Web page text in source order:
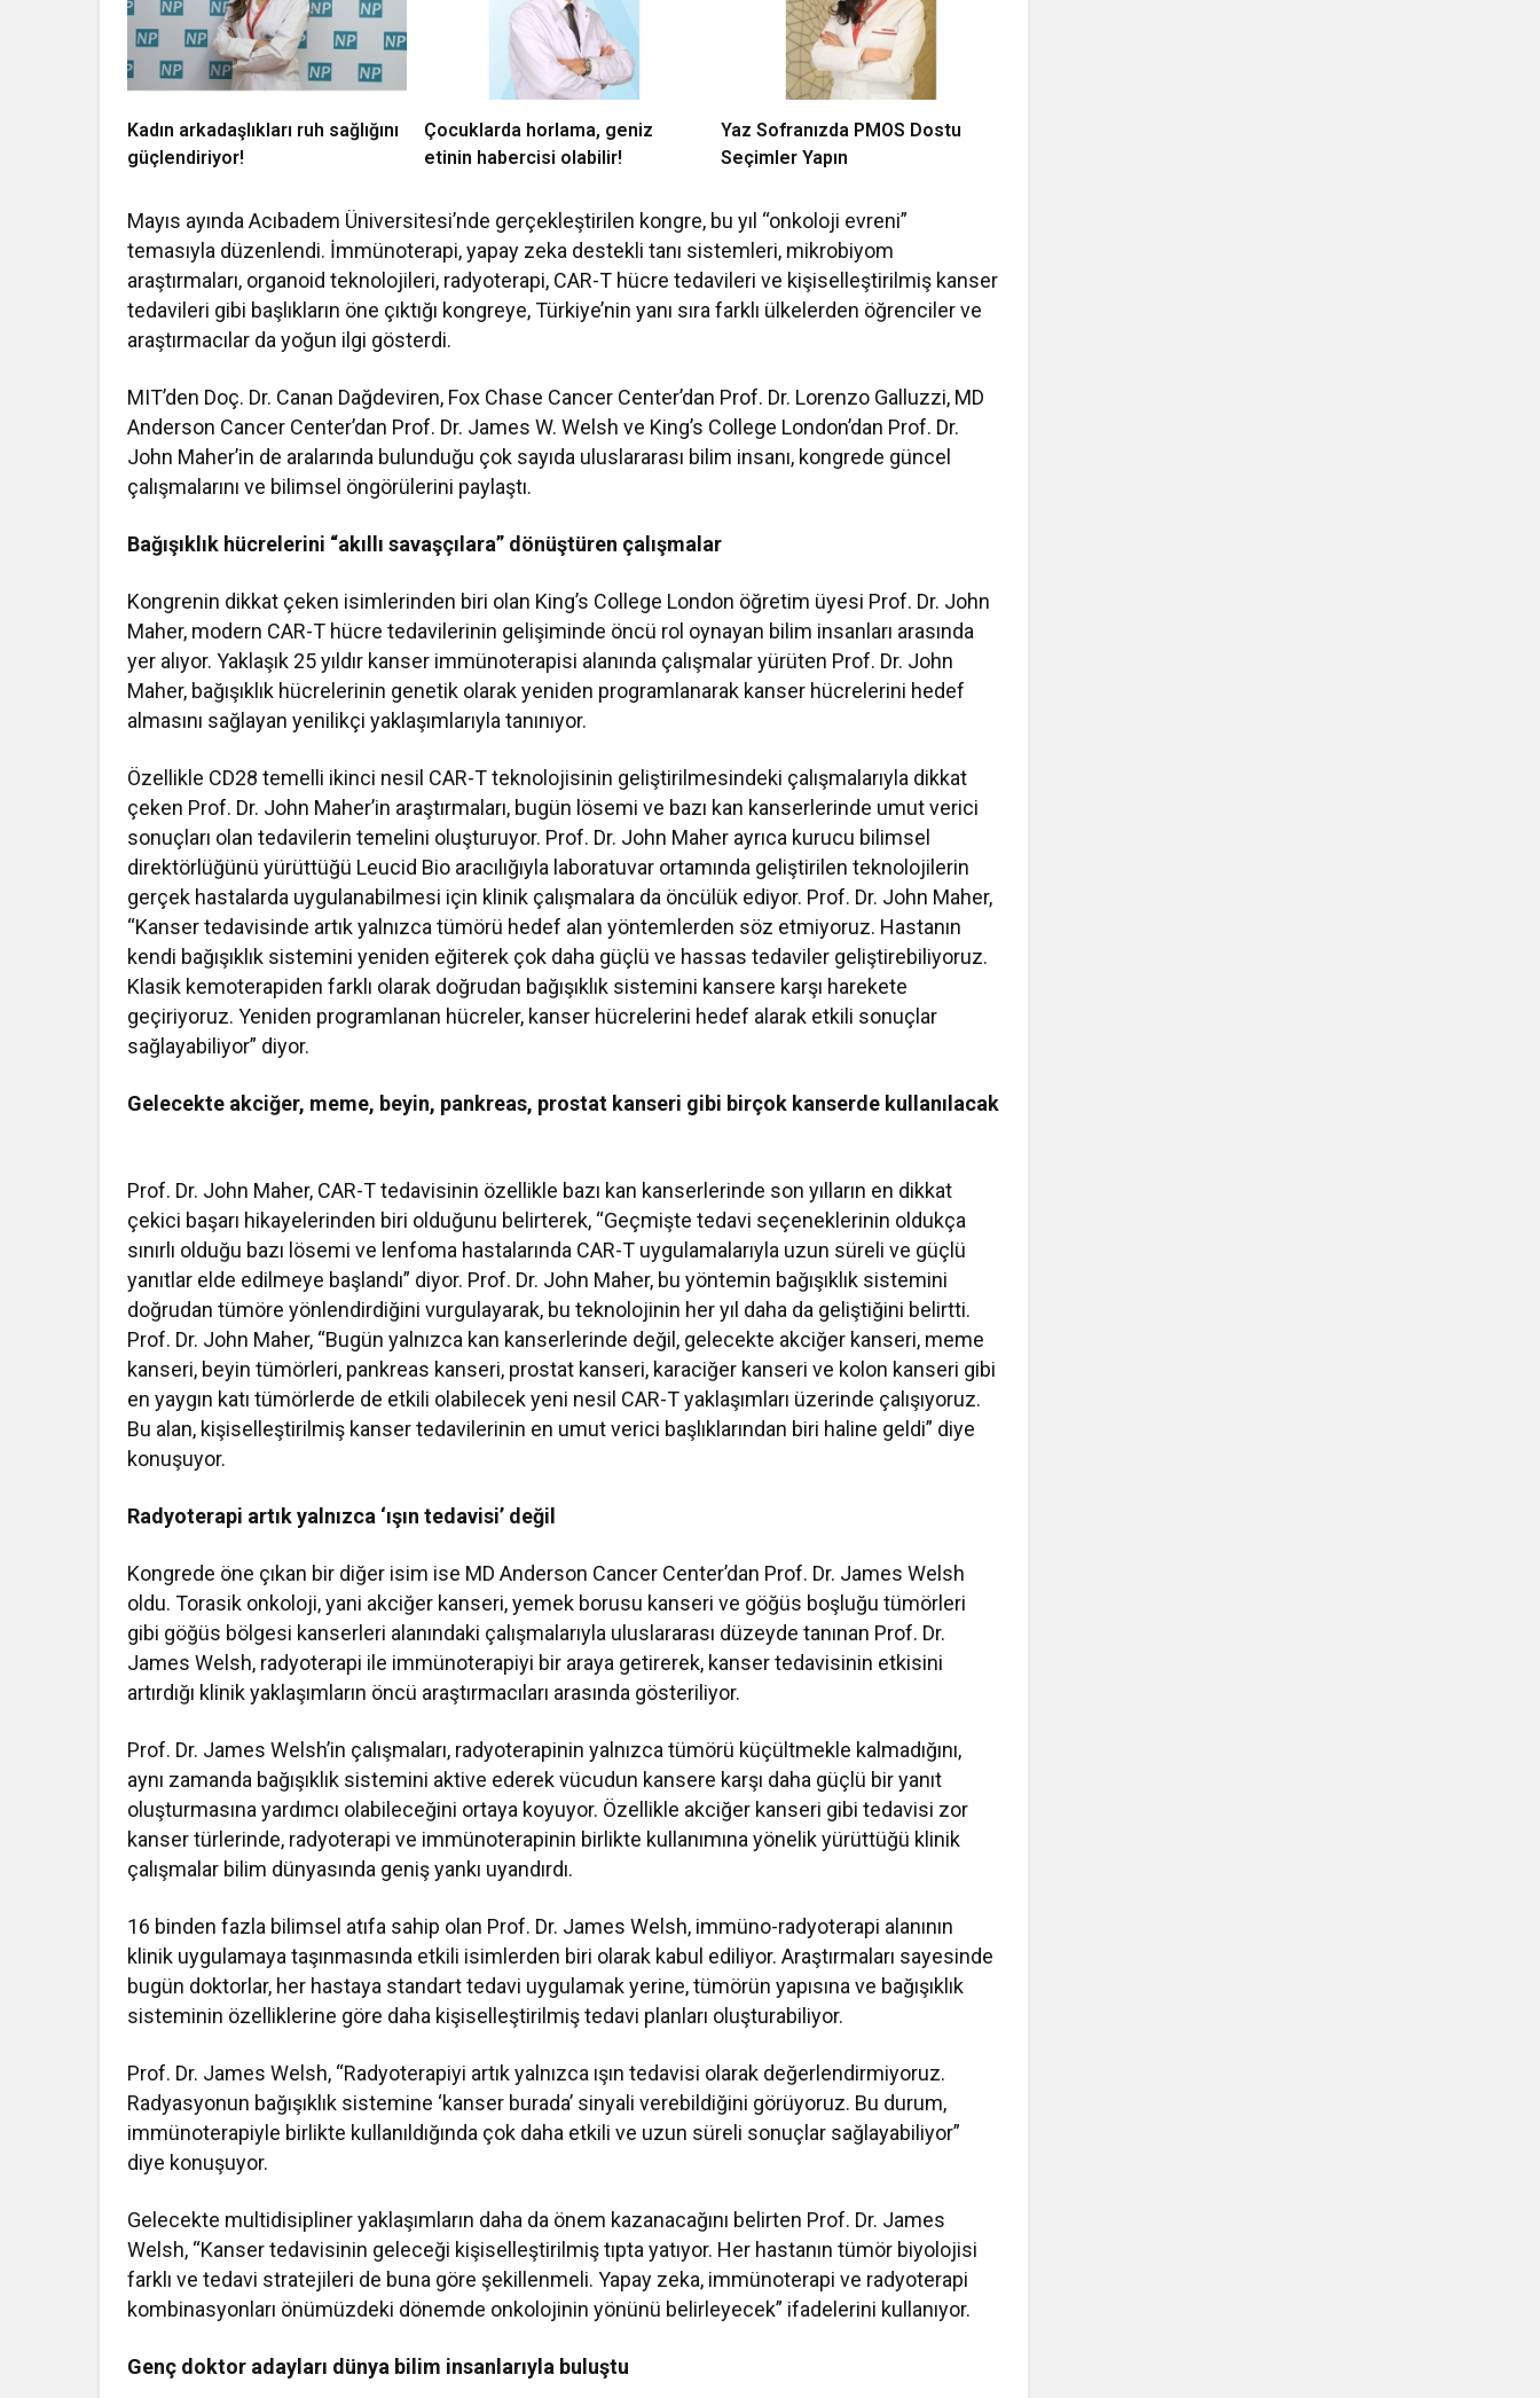
Kadın arkadaşlıkları ruh sağlığını
güçlendiriyor!
Çocuklarda horlama, geniz
etinin habercisi olabilir!
Yaz Sofranızda PMOS Dostu
Seçimler Yapın
Mayıs ayında Acıbadem Üniversitesi’nde gerçekleştirilen kongre, bu yıl “onkoloji evreni”
temasıyla düzenlendi. İmmünoterapi, yapay zeka destekli tanı sistemleri, mikrobiyom
araştırmaları, organoid teknolojileri, radyoterapi, CAR-T hücre tedavileri ve kişiselleştirilmiş kanser
tedavileri gibi başlıkların öne çıktığı kongreye, Türkiye’nin yanı sıra farklı ülkelerden öğrenciler ve
araştırmacılar da yoğun ilgi gösterdi.
MIT’den Doç. Dr. Canan Dağdeviren, Fox Chase Cancer Center’dan Prof. Dr. Lorenzo Galluzzi, MD
Anderson Cancer Center’dan Prof. Dr. James W. Welsh ve King’s College London’dan Prof. Dr.
John Maher’in de aralarında bulunduğu çok sayıda uluslararası bilim insanı, kongrede güncel
çalışmalarını ve bilimsel öngörülerini paylaştı.
Bağışıklık hücrelerini “akıllı savaşçılara” dönüştüren çalışmalar
Kongrenin dikkat çeken isimlerinden biri olan King’s College London öğretim üyesi Prof. Dr. John
Maher, modern CAR-T hücre tedavilerinin gelişiminde öncü rol oynayan bilim insanları arasında
yer alıyor. Yaklaşık 25 yıldır kanser immünoterapisi alanında çalışmalar yürüten Prof. Dr. John
Maher, bağışıklık hücrelerinin genetik olarak yeniden programlanarak kanser hücrelerini hedef
almasını sağlayan yenilikçi yaklaşımlarıyla tanınıyor.
Özellikle CD28 temelli ikinci nesil CAR-T teknolojisinin geliştirilmesindeki çalışmalarıyla dikkat
çeken Prof. Dr. John Maher’in araştırmaları, bugün lösemi ve bazı kan kanserlerinde umut verici
sonuçları olan tedavilerin temelini oluşturuyor. Prof. Dr. John Maher ayrıca kurucu bilimsel
direktörlüğünü yürüttüğü Leucid Bio aracılığıyla laboratuvar ortamında geliştirilen teknolojilerin
gerçek hastalarda uygulanabilmesi için klinik çalışmalara da öncülük ediyor. Prof. Dr. John Maher,
“Kanser tedavisinde artık yalnızca tümörü hedef alan yöntemlerden söz etmiyoruz. Hastanın
kendi bağışıklık sistemini yeniden eğiterek çok daha güçlü ve hassas tedaviler geliştirebiliyoruz.
Klasik kemoterapiden farklı olarak doğrudan bağışıklık sistemini kansere karşı harekete
geçiriyoruz. Yeniden programlanan hücreler, kanser hücrelerini hedef alarak etkili sonuçlar
sağlayabiliyor” diyor.
Gelecekte akciğer, meme, beyin, pankreas, prostat kanseri gibi birçok kanserde kullanılacak
Prof. Dr. John Maher, CAR-T tedavisinin özellikle bazı kan kanserlerinde son yılların en dikkat
çekici başarı hikayelerinden biri olduğunu belirterek, “Geçmişte tedavi seçeneklerinin oldukça
sınırlı olduğu bazı lösemi ve lenfoma hastalarında CAR-T uygulamalarıyla uzun süreli ve güçlü
yanıtlar elde edilmeye başlandı” diyor. Prof. Dr. John Maher, bu yöntemin bağışıklık sistemini
doğrudan tümöre yönlendirdiğini vurgulayarak, bu teknolojinin her yıl daha da geliştiğini belirtti.
Prof. Dr. John Maher, “Bugün yalnızca kan kanserlerinde değil, gelecekte akciğer kanseri, meme
kanseri, beyin tümörleri, pankreas kanseri, prostat kanseri, karaciğer kanseri ve kolon kanseri gibi
en yaygın katı tümörlerde de etkili olabilecek yeni nesil CAR-T yaklaşımları üzerinde çalışıyoruz.
Bu alan, kişiselleştirilmiş kanser tedavilerinin en umut verici başlıklarından biri haline geldi” diye
konuşuyor.
Radyoterapi artık yalnızca ‘ışın tedavisi’ değil
Kongrede öne çıkan bir diğer isim ise MD Anderson Cancer Center’dan Prof. Dr. James Welsh
oldu. Torasik onkoloji, yani akciğer kanseri, yemek borusu kanseri ve göğüs boşluğu tümörleri
gibi göğüs bölgesi kanserleri alanındaki çalışmalarıyla uluslararası düzeyde tanınan Prof. Dr.
James Welsh, radyoterapi ile immünoterapiyi bir araya getirerek, kanser tedavisinin etkisini
artırdığı klinik yaklaşımların öncü araştırmacıları arasında gösteriliyor.
Prof. Dr. James Welsh’in çalışmaları, radyoterapinin yalnızca tümörü küçültmekle kalmadığını,
aynı zamanda bağışıklık sistemini aktive ederek vücudun kansere karşı daha güçlü bir yanıt
oluşturmasına yardımcı olabileceğini ortaya koyuyor. Özellikle akciğer kanseri gibi tedavisi zor
kanser türlerinde, radyoterapi ve immünoterapinin birlikte kullanımına yönelik yürüttüğü klinik
çalışmalar bilim dünyasında geniş yankı uyandırdı.
16 binden fazla bilimsel atıfa sahip olan Prof. Dr. James Welsh, immüno-radyoterapi alanının
klinik uygulamaya taşınmasında etkili isimlerden biri olarak kabul ediliyor. Araştırmaları sayesinde
bugün doktorlar, her hastaya standart tedavi uygulamak yerine, tümörün yapısına ve bağışıklık
sisteminin özelliklerine göre daha kişiselleştirilmiş tedavi planları oluşturabiliyor.
Prof. Dr. James Welsh, “Radyoterapiyi artık yalnızca ışın tedavisi olarak değerlendirmiyoruz.
Radyasyonun bağışıklık sistemine ‘kanser burada’ sinyali verebildiğini görüyoruz. Bu durum,
immünoterapiyle birlikte kullanıldığında çok daha etkili ve uzun süreli sonuçlar sağlayabiliyor”
diye konuşuyor.
Gelecekte multidisipliner yaklaşımların daha da önem kazanacağını belirten Prof. Dr. James
Welsh, “Kanser tedavisinin geleceği kişiselleştirilmiş tıpta yatıyor. Her hastanın tümör biyolojisi
farklı ve tedavi stratejileri de buna göre şekillenmeli. Yapay zeka, immünoterapi ve radyoterapi
kombinasyonları önümüzdeki dönemde onkolojinin yönünü belirleyecek” ifadelerini kullanıyor.
Genç doktor adayları dünya bilim insanlarıyla buluştu